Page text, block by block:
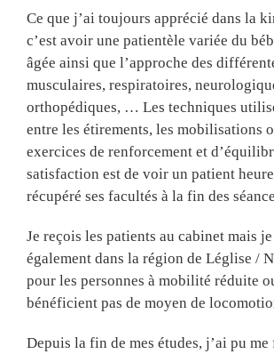
Ce que j’ai toujours apprécié dans la
c’est avoir une patientèle variée du
âgée ainsi que l’approche des
musculaires, respiratoires,
orthopédiques, … Les techniques
entre les étirements, les mobilisations
exercices de renforcement et
satisfaction est de voir un patient
récupéré ses facultés à la fin des
Je reçois les patients au cabinet mais
également dans la région de Léglise /
pour les personnes à mobilité réduite
bénéficient pas de moyen de
Depuis la fin de mes études, j’ai pu me